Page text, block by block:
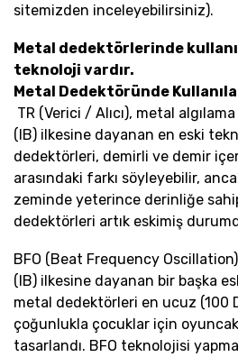
sitemizden inceleyebilirsiniz).
Metal dedektörlerinde
teknoloji vardır.
Metal Dedektöründe
TR (Verici / Alıcı), metal
(IB) ilkesine dayanan en eski
dedektörleri, demirli ve demir
arasındaki farkı söyleyebilir,
zeminde yeterince derinliğe
dedektörleri artık eskimiş
BFO (Beat Frequency
(IB) ilkesine dayanan bir başka
metal dedektörleri en ucuz (100
çoğunlukla çocuklar için
tasarlandı. BFO teknolojisi